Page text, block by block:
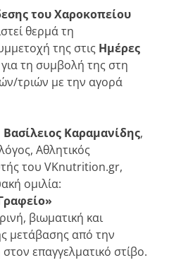
του Χαροκοπείου
θερμά τη
της στις Ημέρες
για τη συμβολή της στη
τριών με την αγορά
Καραμανίδης,
Αθλητικός
του VKnutrition.gr,
ομιλία:
βιωματική και
μετάβασης από την
επαγγελματικό στίβο.